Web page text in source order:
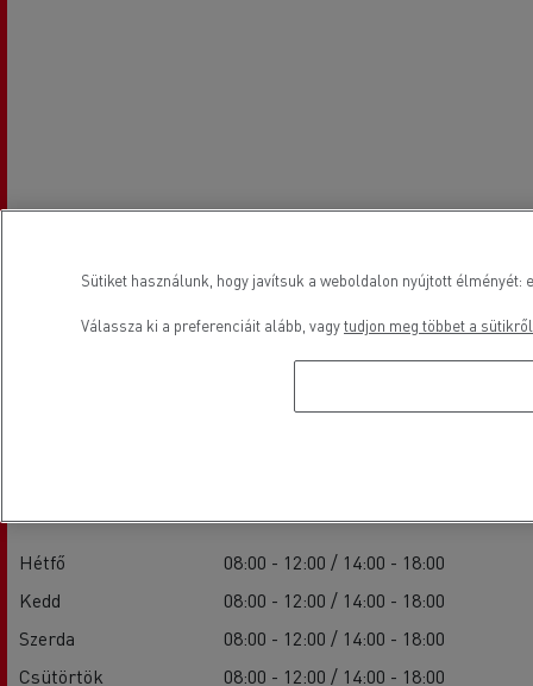
Hétfő
08:00 - 12:00 / 14:00 - 18:00
Kedd
08:00 - 12:00 / 14:00 - 18:00
Szerda
08:00 - 12:00 / 14:00 - 18:00
Csütörtök
08:00 - 12:00 / 14:00 - 18:00
Sütiket használunk, hogy javítsuk a weboldalon nyújtott
Válassza ki a preferenciáit alább, vagytudjon meg többet a